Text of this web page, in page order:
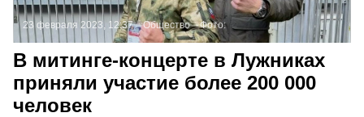
23 февраля 2023, 12:37 Общество Фото:
В митинге-концерте в Лужниках
приняли участие более 200 000
человек